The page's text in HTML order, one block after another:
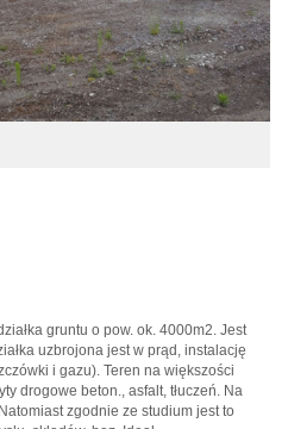
gruntu o pow. ok. 4000m2. Jest
uzbrojona jest w prąd, instalację
i gazu). Teren na większości
drogowe beton., asfalt, tłuczeń. Na
zgodnie ze studium jest to